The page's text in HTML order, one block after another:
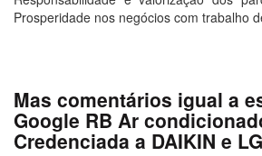
Prosperidade nos negócios com trabalho
Mas comentários igual a
Google RB Ar
Credenciada a DAIKIN e LG